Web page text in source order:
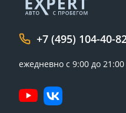
+7 (495) 104-40-
ежедневно с 9:00 до 21:00